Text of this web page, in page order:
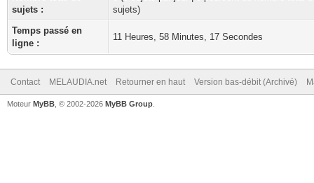
sujets :
sujets)
Temps passé en
ligne :
11 Heures, 58 Minutes, 17 Secondes
Contact MELAUDIA.net Retourner en haut Version bas-débit (Archivé)
Moteur MyBB , © 2002-2026 MyBB Group